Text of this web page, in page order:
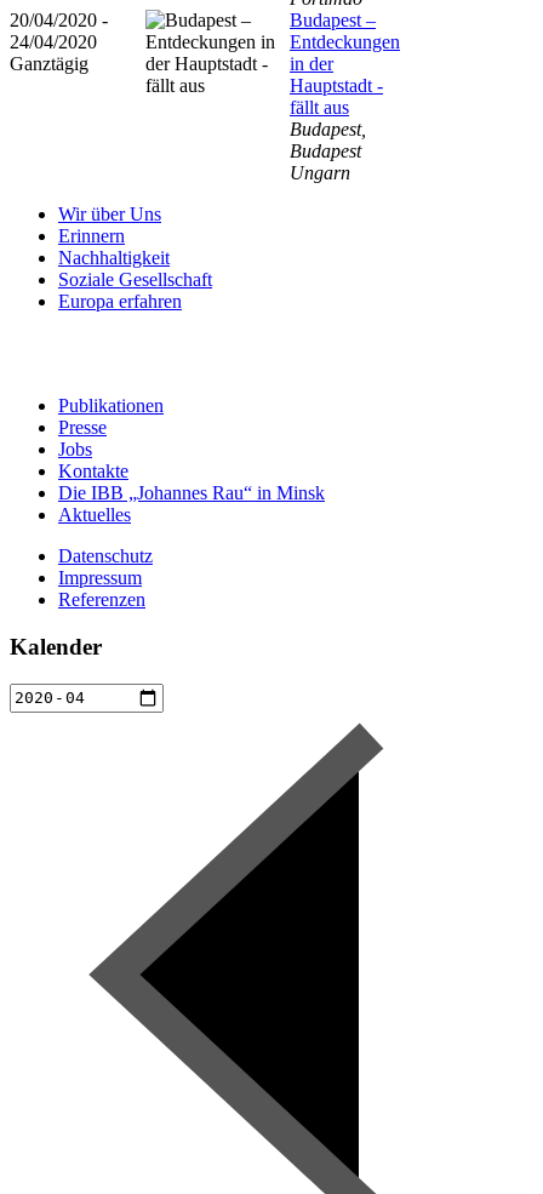
20/04/2020 -
24/04/2020
Ganztägig
Budapest –
Entdeckungen
in der
Hauptstadt -
fällt aus
Budapest,
Budapest
Ungarn
Wir über Uns
Erinnern
Nachhaltigkeit
Soziale Gesellschaft
Europa erfahren
Publikationen
Presse
Jobs
Kontakte
Die IBB „Johannes Rau“ in Minsk
Aktuelles
Datenschutz
Impressum
Referenzen
Kalender